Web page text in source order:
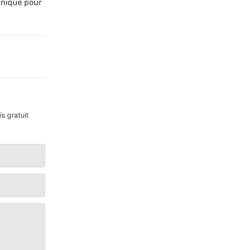
pour
gratuit